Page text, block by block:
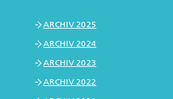
ARCHIV 2025
ARCHIV 2024
ARCHIV 2023
ARCHIV 2022